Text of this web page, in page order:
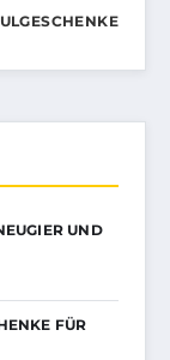
UND
FÜR